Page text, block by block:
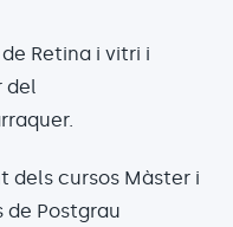
Retina i vitri i
del
dels cursos Màster i
de Postgrau